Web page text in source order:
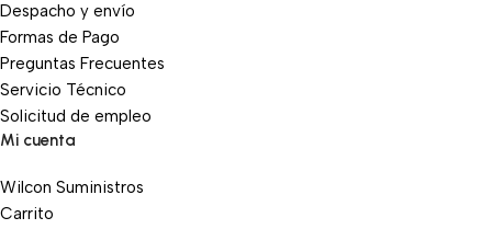
Despacho y envío
Formas de Pago
Preguntas Frecuentes
Servicio Técnico
Solicitud de empleo
Mi cuenta
Wilcon Suministros
Carrito